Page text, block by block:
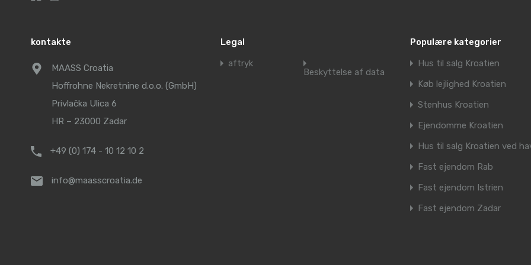
kontakte
MAASS Croatia
Hoffrohne Nekretnine d.o.o. (GmbH)
Privlačka Ulica 6
HR – 23000 Zadar
+49 (0) 174 - 10 12 10 2
info@maasscroatia.de
Legal
aftryk
Beskyttelse af data
Populære kategorier
Hus til salg Kroatien
Køb lejlighed Kroatien
Stenhus Kroatien
Ejendomme Kroatien
Hus til salg Kroatien ved
Fast ejendom Rab
Fast ejendom Istrien
Fast ejendom Zadar